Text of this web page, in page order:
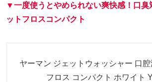
▼一度使うとやめられない爽快感！口臭
ットフロスコンパクト
ヤーマン ジェットウォッシャー 口腔
フロス コンパクト ホワイト